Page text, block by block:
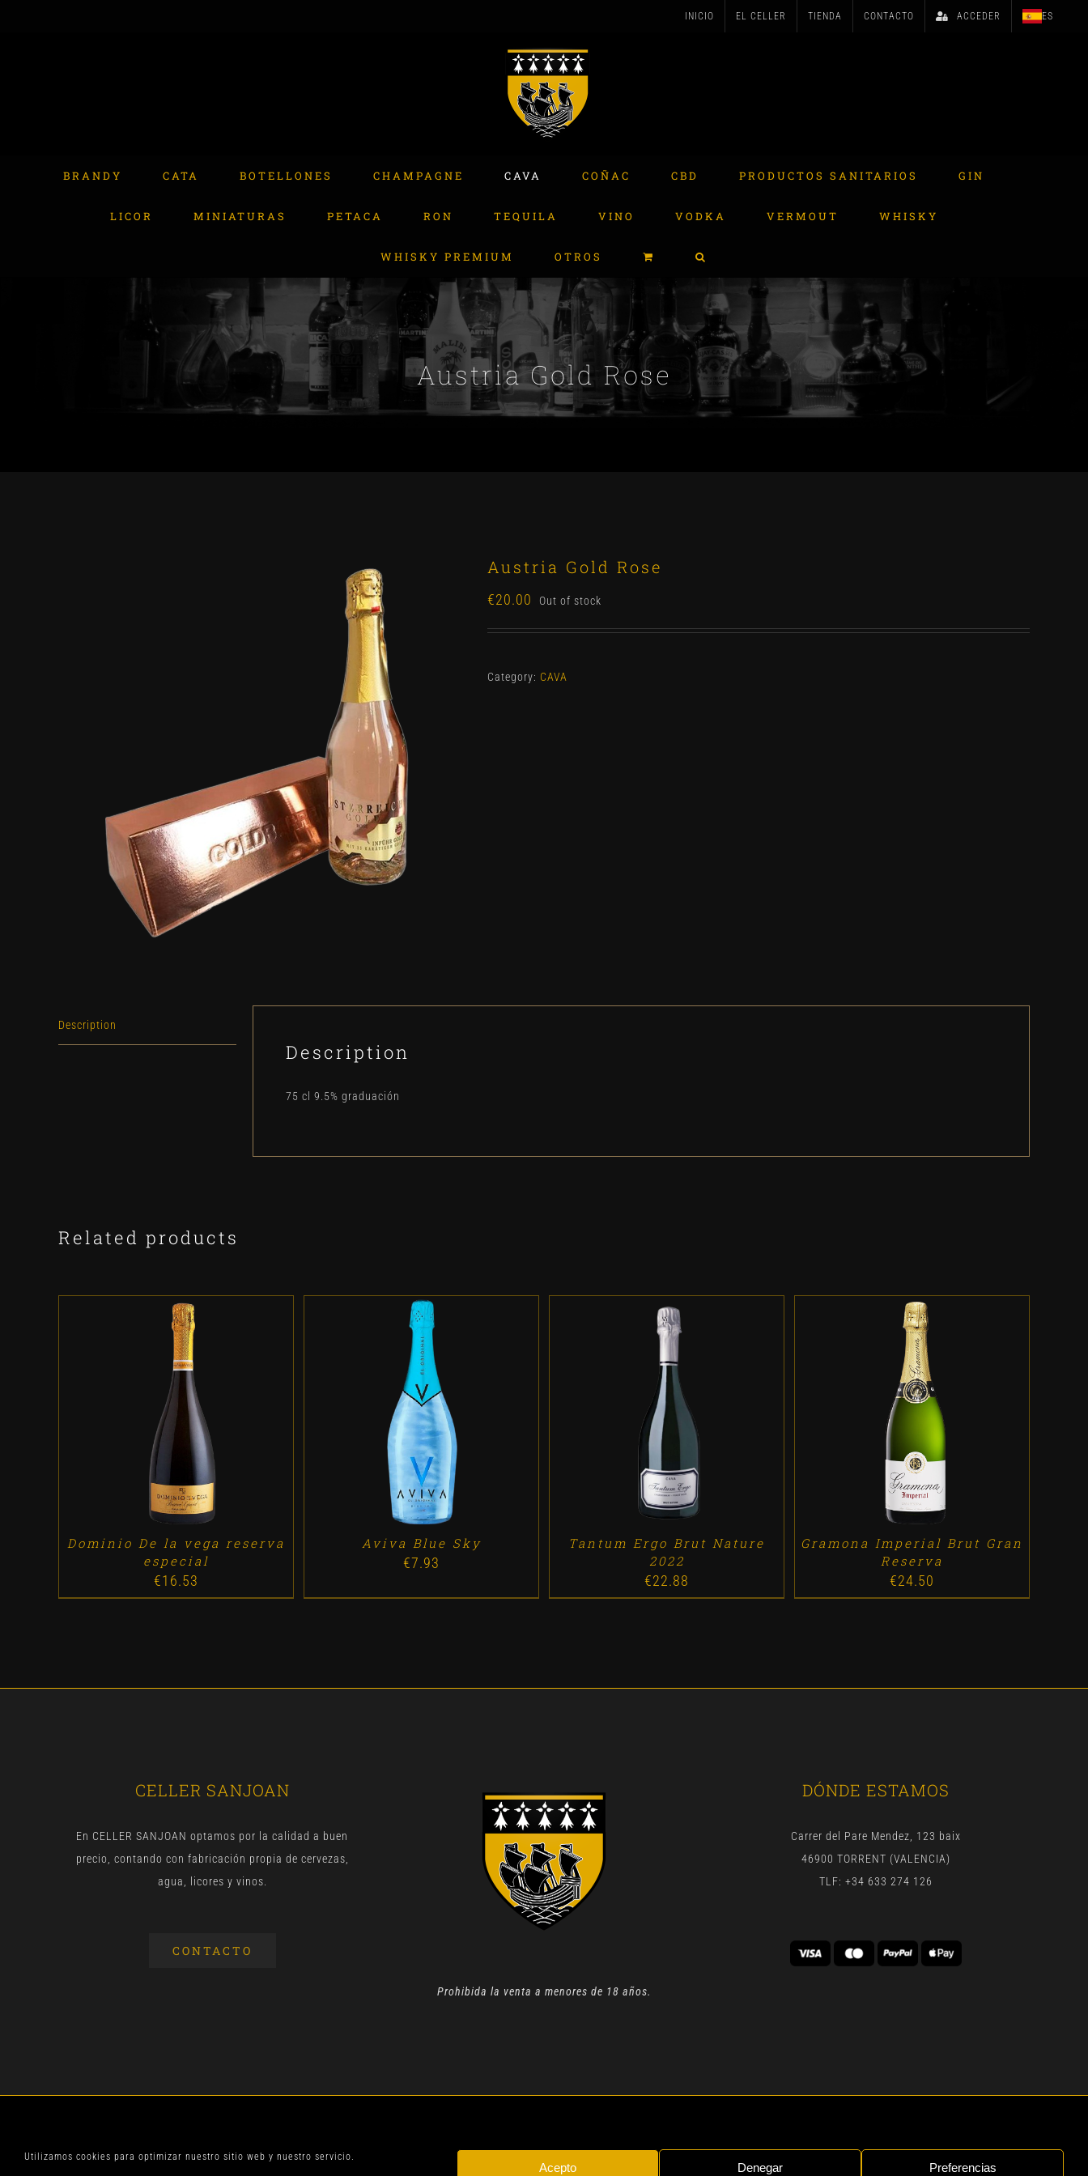
Utilizamos cookies para optimizar nuestro sitio web y nuestro servicio.
Acepto Denegar Preferencias
INICIO EL CELLER TIENDA CONTACTO ACCEDER ES
BRANDY CATA BOTELLONES CHAMPAGNE CAVA COÑAC CBD PRODUCTOS SANITARIOS GIN
LICOR MINIATURAS PETACA RON TEQUILA VINO VODKA VERMOUT WHISKY
WHISKY PREMIUM OTROS
Austria Gold Rose
Austria Gold Rose
€20.00 Out of stock
Category: CAVA
Description
Description
75 cl 9.5% graduación
Related products
ADD TO CART DETALLES
Dominio De la vega reserva
especial
€16.53
ADD TO CART / DETALLES
Aviva Blue Sky
€7.93
ADD TO CART / DETALLES
Tantum Ergo Brut Nature
2022
€22.88
ADD TO CART DETALLES
Gramona Imperial Brut Gran
Reserva
€24.50
CELLER SANJOAN
En CELLER SANJOAN optamos por la calidad a buen
precio, contando con fabricación propia de cervezas,
agua, licores y vinos.
CONTACTO
Prohibida la venta a menores de 18 años.
DÓNDE ESTAMOS
Carrer del Pare Mendez, 123 baix
46900 TORRENT (VALENCIA)
TLF: +34 633 274 126
AVISO LEGAL| TODOS LOS DERECHOS RESERVADOS | BYGEN DIGITAL